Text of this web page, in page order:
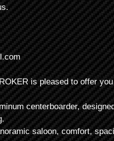
is pleased to offer
centerboarder,
saloon, comfort,